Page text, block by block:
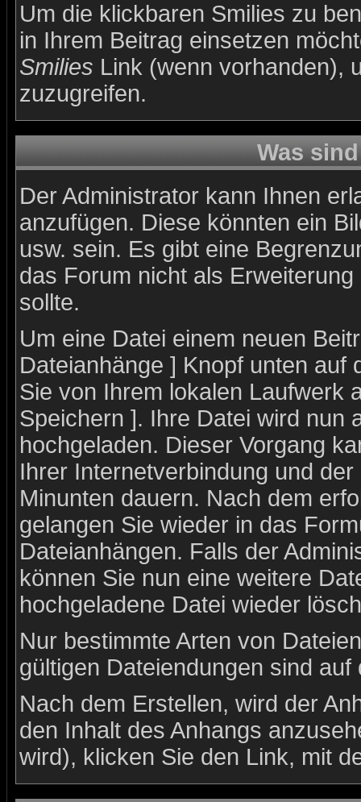
Um die klickbaren Smilies zu
in Ihrem Beitrag einsetzen
Smilies Link (wenn vorhanden),
zuzugreifen.
Was
Der Administrator kann Ihnen
anzufügen. Diese könnten ein
usw. sein. Es gibt eine
das Forum nicht als
sollte.
Um eine Datei einem neuen
Dateianhänge ] Knopf unten auf
Sie von Ihrem lokalen Laufwerk
Speichern ]. Ihre Datei wird nun
hochgeladen. Dieser Vorgang
Ihrer Internetverbindung und
Minunten dauern. Nach dem
gelangen Sie wieder in das
Dateianhängen. Falls der
können Sie nun eine weitere
hochgeladene Datei wieder
Nur bestimmte Arten von
gültigen Dateiendungen sind
Nach dem Erstellen, wird der
den Inhalt des Anhangs
wird), klicken Sie den Link, mit